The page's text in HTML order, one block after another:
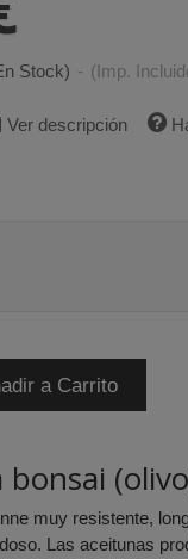
Stock) - (Imp.
Ver descripción
a Carrito
muy resistente,
Las aceitunas